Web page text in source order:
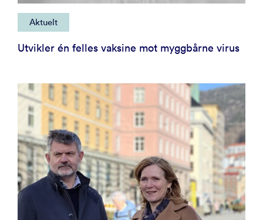
Aktuelt
Utvikler én felles vaksine mot myggbårne virus